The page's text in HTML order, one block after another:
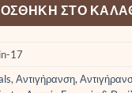
ΣΤΟ
17
,Αντιγήρανση,